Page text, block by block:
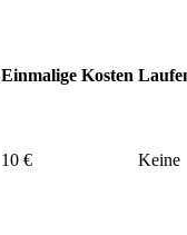
Einmalige Kosten
10 € Keine